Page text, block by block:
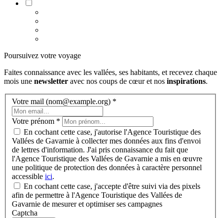
Poursuivez votre voyage
Faites connaissance avec les vallées, ses habitants, et recevez chaque
mois une newsletter avec nos coups de cœur et nos inspirations.
Votre mail (nom@example.org) *
Votre prénom *
En cochant cette case, j'autorise l'Agence Touristique des
Vallées de Gavarnie à collecter mes données aux fins d'envoi
de lettres d'information. J'ai pris connaissance du fait que
l'Agence Touristique des Vallées de Gavarnie a mis en œuvre
une politique de protection des données à caractère personnel
accessible ici.
En cochant cette case, j'accepte d'être suivi via des pixels
afin de permettre à l'Agence Touristique des Vallées de
Gavarnie de mesurer et optimiser ses campagnes
Captcha